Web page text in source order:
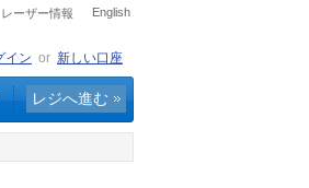
レーザー情報 English
イン or 新しい口座
レジへ進む